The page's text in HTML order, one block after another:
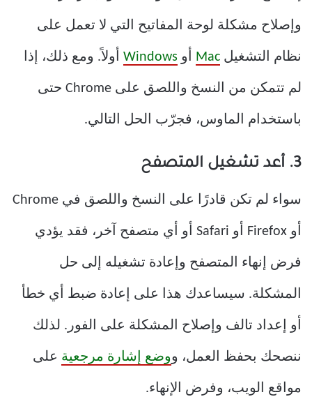
وإصلاح مشكلة لوحة المفاتيح التي لا تعمل على
نظام التشغيل Mac أو Windows أولاً. ومع ذلك، إذا
لم تتمكن من النسخ واللصق على Chrome حتى
باستخدام الماوس، فجرّب الحل التالي.
3. أعد تشغيل المتصفح
سواء لم تكن قادرًا على النسخ واللصق في Chrome
أو Firefox أو Safari أو أي متصفح آخر، فقد يؤدي
فرض إنهاء المتصفح وإعادة تشغيله إلى حل
المشكلة. سيساعدك هذا على إعادة ضبط أي خطأ
أو إعداد تالف وإصلاح المشكلة على الفور. لذلك
ننصحك بحفظ العمل، ووضع إشارة مرجعية على
مواقع الويب، وفرض الإنهاء.